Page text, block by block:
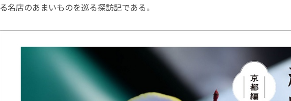
る名店のあまいものを巡る探訪記である。